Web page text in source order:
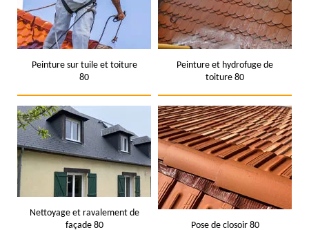
Peinture sur tuile et toiture
80
Peinture et hydrofuge de
toiture 80
Nettoyage et ravalement de
façade 80
Pose de closoir 80